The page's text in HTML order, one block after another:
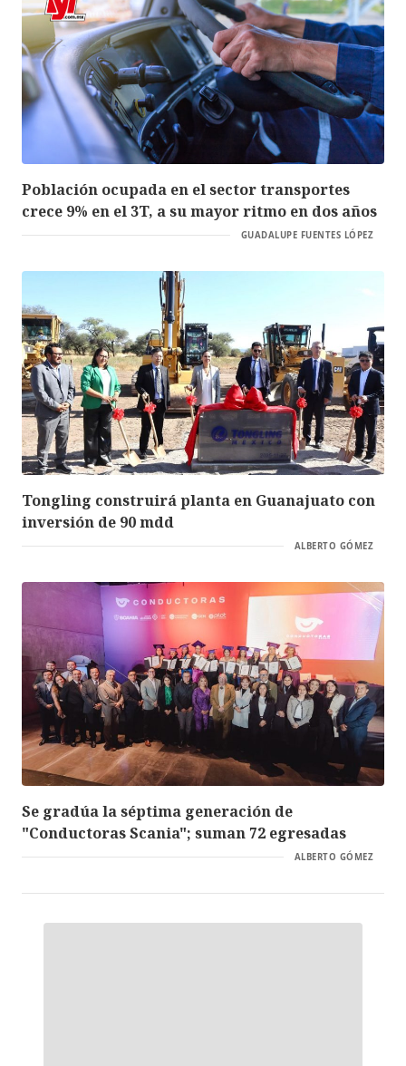
Población ocupada en el sector transportes
crece 9% en el 3T, a su mayor ritmo en dos años
GUADALUPE FUENTES LÓPEZ
Tongling construirá planta en Guanajuato con
inversión de 90 mdd
ALBERTO GÓMEZ
Se gradúa la séptima generación de
"Conductoras Scania"; suman 72 egresadas
ALBERTO GÓMEZ